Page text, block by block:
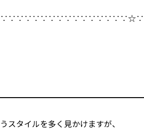
スタイルを多く見かけますが、